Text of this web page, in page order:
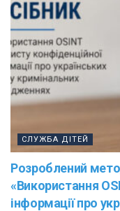
СЛУЖБА ДІТЕЙ
Розроблений
«Використання
інформації про